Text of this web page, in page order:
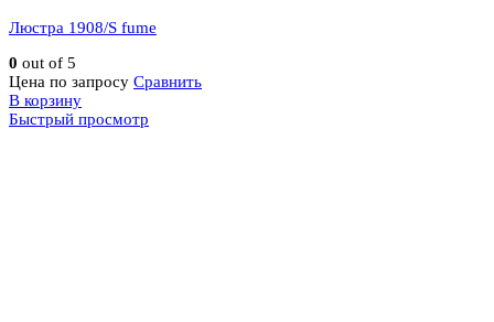
Люстра 1908/S fume
0 out of 5
Цена по запросу Сравнить
В корзину
Быстрый просмотр